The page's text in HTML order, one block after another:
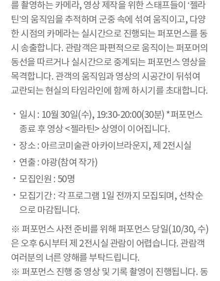
를 촬영하는 카메라, 영상 제작을 위한 스태프들이 ‘젤라
틴’의 움직임을 추적하며 군중 속에 섞여 움직이고, 다양
한 시점의 카메라는 실시간으로 진행되는 퍼포먼스를 동
시 송출합니다. 관람객은 파편적으로 움직이는 퍼포머의
동선을 따르거나 실시간으로 중계되는 퍼포먼스 영상을
목격합니다. 관객의 움직임과 영상의 시공간이 뒤섞여
교란되는 현실의 타임라인에 함께 하시기를 초대합니다.
일시 : 10월 30일(수), 19:30-20:00(30분) *퍼포먼스
종료 후 영상 <젤라틴> 상영이 이어집니다.
장소 : 아르코미술관 아카이브라운지, 제 2전시실
연출 : 야광(참여 작가)
모집인원 : 50명
모집기간 : 각 프로그램 1일 전까지 모집되며, 선착순
으로 마감됩니다.
※ 퍼포먼스 사전 준비를 위해 퍼포먼스 당일(10/30, 수)
은 오후 6시부터 제 2전시실 관람이 어렵습니다. 관람객
여러분의 너른 양해를 부탁드립니다.
※ 퍼포먼스 진행 중 영상 및 기록 촬영이 진행됩니다. 동